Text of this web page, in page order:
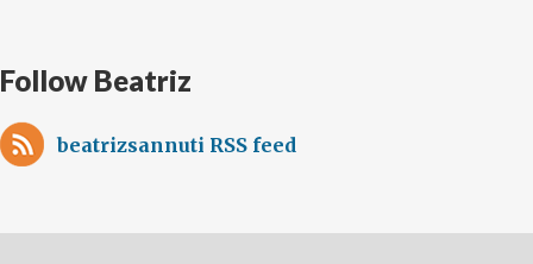
Follow Beatriz
beatrizsannuti RSS feed